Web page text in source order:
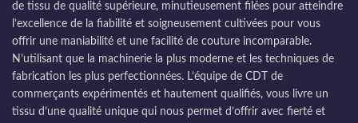
de tissu de qualité supérieure, minutieusement filées pour atteindre
l’excellence de la fiabilité et soigneusement cultivées pour vous
offrir une maniabilité et une facilité de couture incomparable.
N’utilisant que la machinerie la plus moderne et les techniques de
fabrication les plus perfectionnées. L’équipe de CDT de
commerçants expérimentés et hautement qualifiés, vous livre un
tissu d’une qualité unique qui nous permet d’offrir avec fierté et